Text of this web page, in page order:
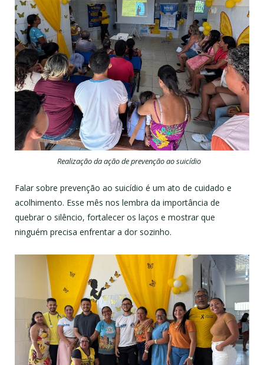
Realização da ação de prevenção ao suicídio
Falar sobre prevenção ao suicídio é um ato de cuidado e
acolhimento. Esse mês nos lembra da importância de
quebrar o silêncio, fortalecer os laços e mostrar que
ninguém precisa enfrentar a dor sozinho.